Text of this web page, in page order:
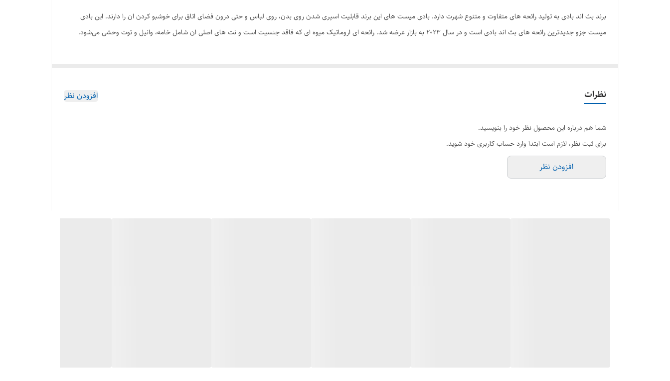
برند بث اند بادی به تولید رائحه های متفاوت و متنوع شهرت دارد. بادی میست های این برند قابلیت اسپری شدن روی بدن، روی لباس و حتی درون فضای اتاق برای خوشبو کردن ان را دارند. این بادی
میست جزو جدیدترین رائحه های بث اند بادی است و در سال 2023 به بازار عرضه شد. رائحه ای اروماتیک میوه ای که فاقد جنسیت است و نت های اصلی ان شامل خامه، وانیل و توت وحشی می‌شود.
نظرات افزودن نظر
شما هم درباره این محصول نظر خود را بنویسید.
برای ثبت نظر، لازم است ابتدا وارد حساب کاربری خود شوید.
افزودن نظر